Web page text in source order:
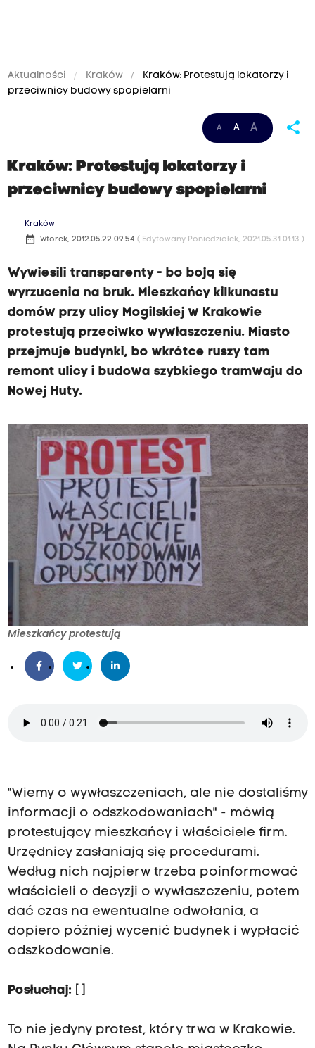
Aktualności Kraków
Kraków: Protestują lokatorzy i
przeciwnicy budowy spopielarni
A A A share
Kraków: Protestują lokatorzy i
przeciwnicy budowy spopielarni
Kraków
date_range Wtorek, 2012.05.22 09:54 ( Edytowany Poniedziałek, 2021.05.31 01:13 )
Wywiesili transparenty - bo boją się
wyrzucenia na bruk. Mieszkańcy kilkunastu
domów przy ulicy Mogilskiej w Krakowie
protestują przeciwko wywłaszczeniu. Miasto
przejmuje budynki, bo wkrótce ruszy tam
remont ulicy i budowa szybkiego tramwaju do
Nowej Huty.
Mieszkańcy protestują
"Wiemy o wywłaszczeniach, ale nie dostaliśmy
informacji o odszkodowaniach" - mówią
protestujący mieszkańcy i właściciele firm.
Urzędnicy zasłaniają się procedurami.
Według nich najpierw trzeba poinformować
właścicieli o decyzji o wywłaszczeniu, potem
dać czas na ewentualne odwołania, a
dopiero później wycenić budynek i wypłacić
odszkodowanie.
Posłuchaj: [ ]
To nie jedyny protest, który trwa w Krakowie.